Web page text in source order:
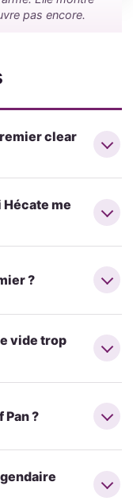
pas encore.
clear
Hécate me
?
vide trop
Pan ?